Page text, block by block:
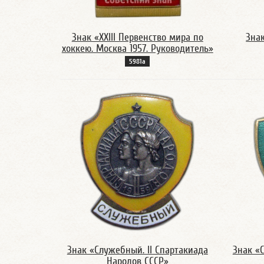
Знак «XXIII Первенство мира по
хоккею. Москва 1957. Руководитель»
5981a
Знак «Служебный. II Спартакиада
Народов СССР»
Знак